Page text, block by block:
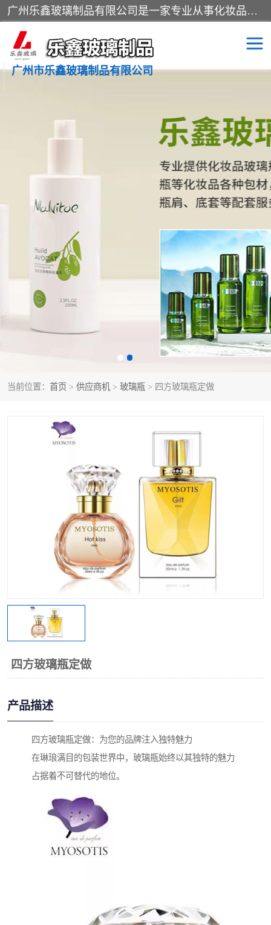
广州乐鑫玻璃制品有限公司是一家专业从事化妆品瓶子、化妆品玻璃瓶子、膏霜瓶、化妆品玻璃瓶等产品的集开发研制、生产、销售于一体的实业型玻璃制品生产企业。产品从设计、开模、试样、生产、蒙砂、抛光、喷涂、高低温单色及多色印刷，烫金（银）到交货实现一条龙服务。
广州市乐鑫玻璃制品有限公司
当前位置： 首页 > 供应商机 > 玻璃瓶 > 四方玻璃瓶定做
四方玻璃瓶定做
产品描述
四方玻璃瓶定做：为您的品牌注入独特魅力
在琳琅满目的包装世界中，玻璃瓶始终以其独特的魅力
占据着不可替代的地位。
化妆品包装瓶 香水包装瓶
化妆品玻璃瓶
玻璃瓶
拉管瓶